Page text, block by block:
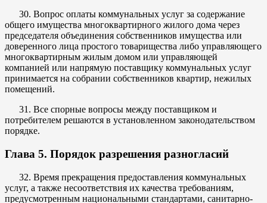
30. Вопрос оплаты коммунальных услуг за содержание
общего имущества многоквартирного жилого дома через
председателя объединения собственников имущества или
доверенного лица простого товарищества либо управляющего
многоквартирным жилым домом или управляющей
компанией или напрямую поставщику коммунальных услуг
принимается на собрании собственников квартир, нежилых
помещений.
31. Все спорные вопросы между поставщиком и
потребителем решаются в установленном законодательством
порядке.
Глава 5. Порядок разрешения разногласий
32. Время прекращения предоставления коммунальных
услуг, а также несоответствия их качества требованиям,
предусмотренным национальными стандартами, санитарно-